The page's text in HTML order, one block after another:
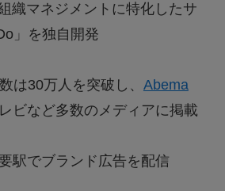
織マネジメントに特化したサ
」を独自開発
は30万人を突破し、 Abema
ビなど多数のメディアに掲載
駅でブランド広告を配信